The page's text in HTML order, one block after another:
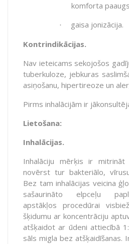
komforta
·
gaisa jonizācija.
Kontrindikācijas.
Nav ieteicams sekojošos
tuberkuloze, jebkuras
asiņošanu, hipertireoze un
Pirms inhalācijām ir
Lietošana:
Inhalācijas.
Inhalāciju mērķis ir mitrināt
novērst tur bakteriālo,
Bez tam inhalācijas veicina
sašaurināto elpceļu
apstākļos procedūrai
šķidumu ar koncentrāciju
atšķaidot ar ūdeni attiecībā
sāls migla bez atšķaidīšanas.